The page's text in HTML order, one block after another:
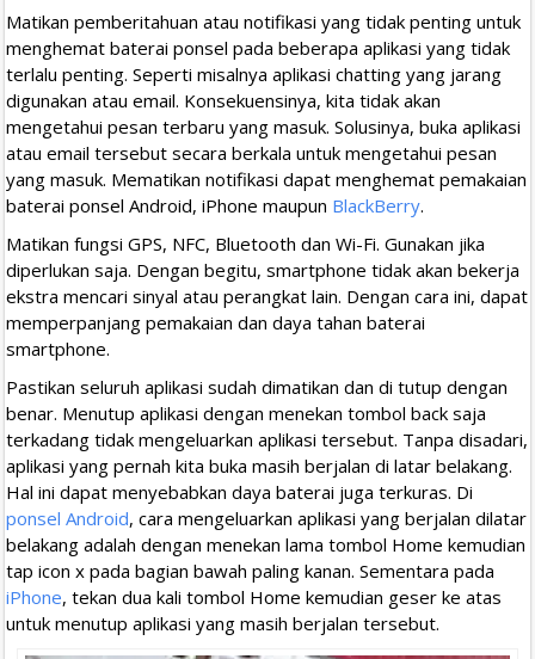
Matikan pemberitahuan atau notifikasi yang tidak penting untuk
menghemat baterai ponsel pada beberapa aplikasi yang tidak
terlalu penting. Seperti misalnya aplikasi chatting yang jarang
digunakan atau email. Konsekuensinya, kita tidak akan
mengetahui pesan terbaru yang masuk. Solusinya, buka aplikasi
atau email tersebut secara berkala untuk mengetahui pesan
yang masuk. Mematikan notifikasi dapat menghemat pemakaian
baterai ponsel Android, iPhone maupun BlackBerry.
Matikan fungsi GPS, NFC, Bluetooth dan Wi-Fi. Gunakan jika
diperlukan saja. Dengan begitu, smartphone tidak akan bekerja
ekstra mencari sinyal atau perangkat lain. Dengan cara ini, dapat
memperpanjang pemakaian dan daya tahan baterai
smartphone.
Pastikan seluruh aplikasi sudah dimatikan dan di tutup dengan
benar. Menutup aplikasi dengan menekan tombol back saja
terkadang tidak mengeluarkan aplikasi tersebut. Tanpa disadari,
aplikasi yang pernah kita buka masih berjalan di latar belakang.
Hal ini dapat menyebabkan daya baterai juga terkuras. Di
ponsel Android, cara mengeluarkan aplikasi yang berjalan dilatar
belakang adalah dengan menekan lama tombol Home kemudian
tap icon x pada bagian bawah paling kanan. Sementara pada
iPhone, tekan dua kali tombol Home kemudian geser ke atas
untuk menutup aplikasi yang masih berjalan tersebut.